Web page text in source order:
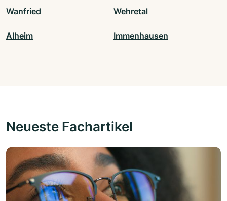
Wanfried Wehretal
Alheim Immenhausen
Neueste Fachartikel